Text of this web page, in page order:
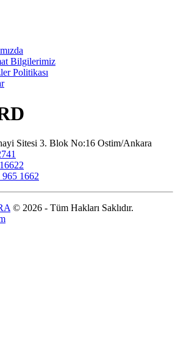
Bilgilerimiz
Politikası
Sitesi 3. Blok No:16 Ostim/Ankara
1662
© 2026 - Tüm Hakları Saklıdır.